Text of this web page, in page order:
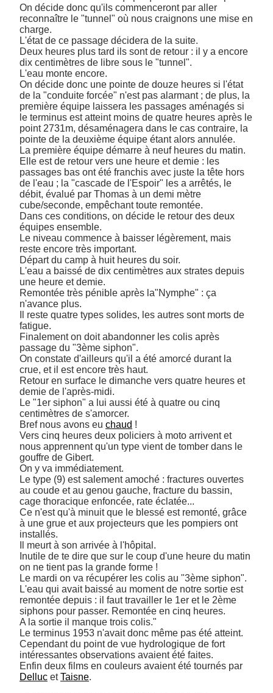
On décide donc qu'ils commenceront par aller
reconnaître le "tunnel" où nous craignons une mise en
charge.
L'état de ce passage décidera de la suite.
Deux heures plus tard ils sont de retour : il y a encore
dix centimètres de libre sous le "tunnel".
L'eau monte encore.
On décide donc une pointe de douze heures si l'état
de la "conduite forcée" n'est pas alarmant ; de plus, la
première équipe laissera les passages aménagés si
le terminus est atteint moins de quatre heures après le
point 2731m, désaménagera dans le cas contraire, la
pointe de la deuxième équipe étant alors annulée.
La première équipe démarre à neuf heures du matin.
Elle est de retour vers une heure et demie : les
passages bas ont été franchis avec juste la tête hors
de l'eau ; la "cascade de l'Espoir" les a arrêtés, le
débit, évalué par Thomas à un demi mètre
cube/seconde, empêchant toute remontée.
Dans ces conditions, on décide le retour des deux
équipes ensemble.
Le niveau commence à baisser légèrement, mais
reste encore très important.
Départ du camp à huit heures du soir.
L'eau a baissé de dix centimètres aux strates depuis
une heure et demie.
Remontée très pénible après la"Nymphe" : ça
n'avance plus.
Il reste quatre types solides, les autres sont morts de
fatigue.
Finalement on doit abandonner les colis après
passage du "3ème siphon".
On constate d'ailleurs qu'il a été amorcé durant la
crue, et il est encore très haut.
Retour en surface le dimanche vers quatre heures et
demie de l'après-midi.
Le "1er siphon" a lui aussi été à quatre ou cinq
centimètres de s'amorcer.
Bref nous avons eu chaud !
Vers cinq heures deux policiers à moto arrivent et
nous apprennent qu'un type vient de tomber dans le
gouffre de Gibert.
On y va immédiatement.
Le type (9) est salement amoché : fractures ouvertes
au coude et au genou gauche, fracture du bassin,
cage thoracique enfoncée, rate éclatée...
Ce n'est qu'à minuit que le blessé est remonté, grâce
à une grue et aux projecteurs que les pompiers ont
installés.
Il meurt à son arrivée à l'hôpital.
Inutile de te dire que sur le coup d'une heure du matin
on ne tient pas la grande forme !
Le mardi on va récupérer les colis au "3ème siphon".
L'eau qui avait baissé au moment de notre sortie est
remontée depuis : il faut travailler le 1er et le 2ème
siphons pour passer. Remontée en cinq heures.
A la sortie il manque trois colis."
Le terminus 1953 n'avait donc même pas été atteint.
Cependant du point de vue hydrologique de fort
intéressantes observations avaient été faites.
Delluc et Taisne.